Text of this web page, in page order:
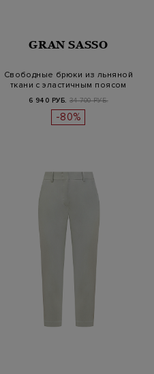
GRAN SASSO
Свободные брюки из льняной
ткани с эластичным поясом
6 940 РУБ. 34 700 РУБ.
-80%